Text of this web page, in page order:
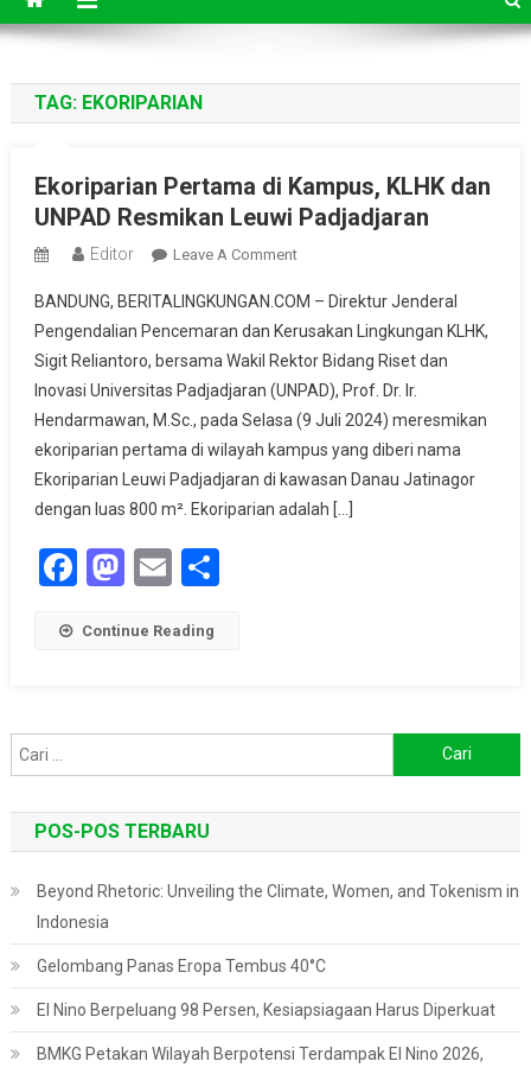
TAG: EKORIPARIAN
Ekoriparian Pertama di Kampus, KLHK dan
UNPAD Resmikan Leuwi Padjadjaran
Editor Leave A CommentOn
Pertama
Di
Kampus,
KLHK
Dan
UNPAD
Resmikan
Leuwi
BANDUNG, BERITALINGKUNGAN.COM – Direktur Jenderal
Pengendalian Pencemaran dan Kerusakan Lingkungan KLHK,
Sigit Reliantoro, bersama Wakil Rektor Bidang Riset dan
Inovasi Universitas Padjadjaran (UNPAD), Prof. Dr. Ir.
Hendarmawan, M.Sc., pada Selasa (9 Juli 2024) meresmikan
ekoriparian pertama di wilayah kampus yang diberi nama
Ekoriparian Leuwi Padjadjaran di kawasan Danau Jatinagor
dengan luas 800 m². Ekoriparian adalah […]
Facebook
Mastodon
EmailShare
Continue Reading
untuk:
POS-POS TERBARU
Beyond Rhetoric: Unveiling the Climate, Women, and Tokenism in
Indonesia
Gelombang Panas Eropa Tembus 40°C
El Nino Berpeluang 98 Persen, Kesiapsiagaan Harus Diperkuat
BMKG Petakan Wilayah Berpotensi Terdampak El Nino 2026,